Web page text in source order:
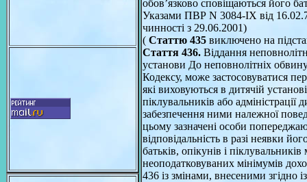
обов’язково сповіщаються його
Указами ПВР N 3084-IX від
чинності з 29.06.2001)
( Статтю 435 виключено на
Стаття 436. Віддання
установи До неповнолітніх
Кодексу, може застосовуватися
які виховуються в дитячій
піклувальників або
забезпечення ними належної
цьому зазначені особи
відповідальність в разі неявки
батьків, опікунів і
неоподатковуваних мінімумів
436 із змінами, внесеними згідно